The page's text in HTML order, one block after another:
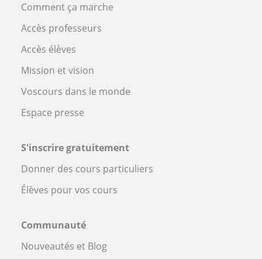
Comment ça marche
Accès professeurs
Accès élèves
Mission et vision
Voscours dans le monde
Espace presse
S'inscrire gratuitement
Donner des cours particuliers
Élèves pour vos cours
Communauté
Nouveautés et Blog